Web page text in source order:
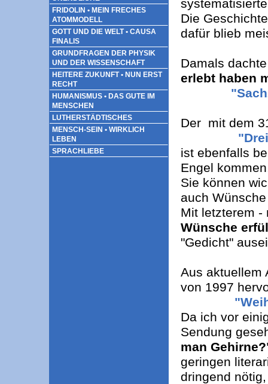
FRIDOLIN • MEIN FRECHES
ATOMMODELL
GOTT UND DIE WELT • CAUSA
FINALIS
GRUNDFRAGEN DER PHYSIK
UND DER WISSENSCHAFT
HEITERE ZUKUNFT • NUN ERST
RECHT
HUMANISMUS • DAS GUTE IM
MENSCHEN
LUTHERSTÄDTISCHES
MENSCH-SEIN • WIRKLICH
LEBEN
SPRACHLIEBE
Die
dafür blieb
Damals
erlebt haben
Der mit dem
ist ebenfalls
Engel
Sie können
auch
Mit letzterem -
Wünsche
"Gedicht"
Aus aktuellem
von 1997
Da ich vor
Sendung
man
geringen
dringend